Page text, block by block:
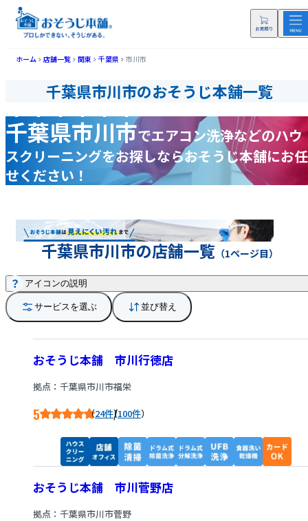
ホーム 店舗一覧 関東 千葉県 市川市
千葉県市川市のおそうじ本舗一覧
千葉県市川市でエアコン洗浄などのハウ
スクリーニングをお探しならおそうじ本舗にお任
せください！
千葉県市川市の店舗一覧 （1ページ目）
サービスを選ぶ 並び替え
アイコンの説明
おそうじ本舗 市川行徳店
拠点：千葉県市川市福栄
5 24件/100件
おそうじ本舗 市川菅野店
拠点：千葉県市川市菅野